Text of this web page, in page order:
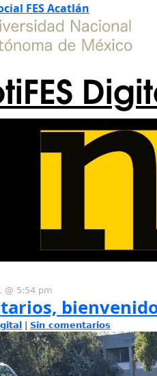
FES Acatlán
@ 5:54 pm
Sin comentarios